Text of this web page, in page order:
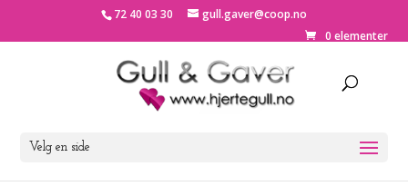
72 40 03 30
gull.gaver@coop.no
0 elementer
Velg en side